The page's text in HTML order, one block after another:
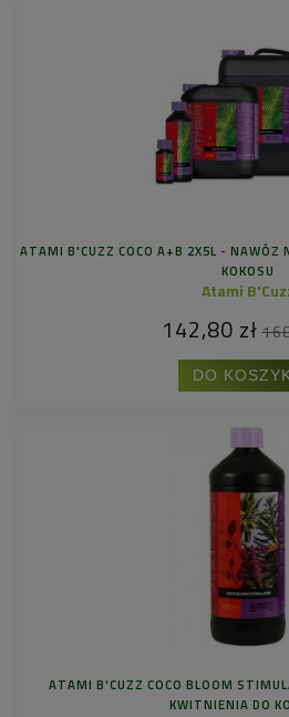
ATAMI B'CUZZ COCO A+B 2X5L - NAWÓZ
KOKOSU
Atami
142,80 zł
DO
ATAMI B'CUZZ COCO BLOOM
KWITNIENIA DO